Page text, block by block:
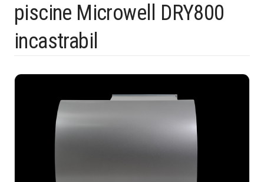
piscine Microwell DRY800
incastrabil